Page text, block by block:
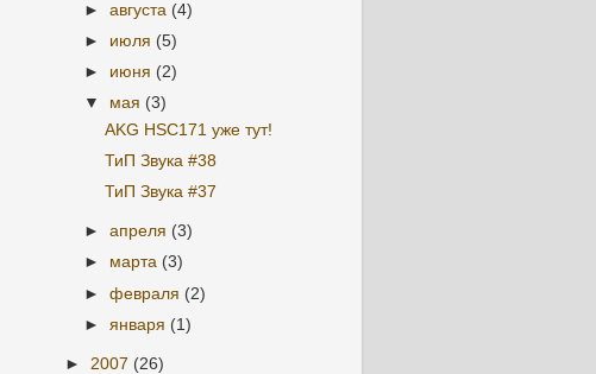
►августа (4)
► июля (5)
► июня (2)
▼ мая (3)
AKG HSC171 уже тут!
ТиП Звука #38
ТиП Звука #37
►апреля (3)
► марта (3)
►февраля (2)
►января (1)
► 2007 (26)